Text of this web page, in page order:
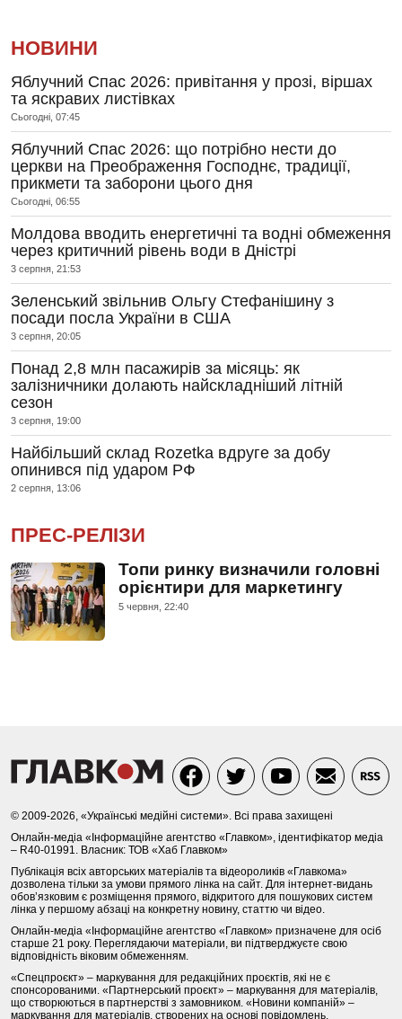
НОВИНИ
Яблучний Спас 2026: привітання у прозі, віршах
та яскравих листівках
Сьогодні, 07:45
Яблучний Спас 2026: що потрібно нести до
церкви на Преображення Господнє, традиції,
прикмети та заборони цього дня
Сьогодні, 06:55
Молдова вводить енергетичні та водні обмеження
через критичний рівень води в Дністрі
3 серпня, 21:53
Зеленський звільнив Ольгу Стефанішину з
посади посла України в США
3 серпня, 20:05
Понад 2,8 млн пасажирів за місяць: як
залізничники долають найскладніший літній
сезон
3 серпня, 19:00
Найбільший склад Rozetka вдруге за добу
опинився під ударом РФ
2 серпня, 13:06
ПРЕС-РЕЛІЗИ
Топи ринку визначили головні
орієнтири для маркетингу
5 червня, 22:40
© 2009-2026, «Українські медійні системи». Всі права захищені
Онлайн-медіа «Інформаційне агентство «Главком», ідентифікатор медіа
– R40-01991. Власник: ТОВ «Хаб Главком»
Публікація всіх авторських матеріалів та відеороликів «Главкома»
дозволена тільки за умови прямого лінка на сайт. Для інтернет-видань
обов’язковим є розміщення прямого, відкритого для пошукових систем
лінка у першому абзаці на конкретну новину, статтю чи відео.
Онлайн-медіа «Інформаційне агентство «Главком» призначене для осіб
старше 21 року. Переглядаючи матеріали, ви підтверджуєте свою
відповідність віковим обмеженням.
«Спецпроєкт» – маркування для редакційних проєктів, які не є
спонсорованими. «Партнерський проєкт» – маркування для матеріалів,
що створюються в партнерстві з замовником. «Новини компаній» –
маркування для матеріалів, створених на основі повідомлень,